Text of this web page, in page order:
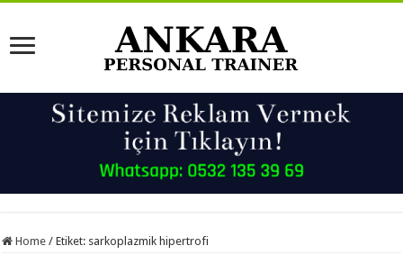
Home / Etiket: sarkoplazmik hipertrofi